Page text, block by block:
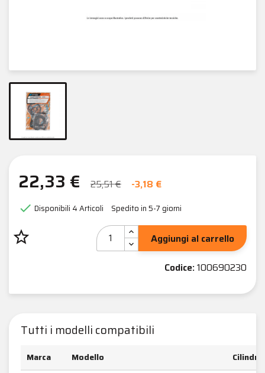
22,33 € 25,51 € -3,18 €
 Disponibili 4 Articoli Spedito in 5-7 giorni
star_border
Aggiungi al carrello
Codice:100690230
Tutti i modelli compatibili
Marca Modello